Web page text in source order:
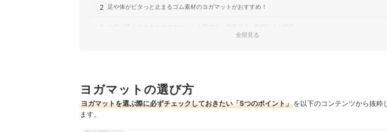
ナル」は、アメリカ発のブランドがつくる天然ゴムマット。PVCを使わず100%天然ゴムを採
2 足や体がピタっと止まるゴム素材のヨガマットがおすすめ！
3 全身が収まる大きめのヨガマットを選ぼう。身長以上×肩幅以上が目安！
洗えるヨガマット全12商品おすすめ人気ランキング
売れ筋の人気洗えるヨガマット全12商品を徹底比較！
全部見る
ヨガマットの選び方
ヨガマットを選ぶ際に必ずチェックしておきたい「5つのポイント」を以下のコンテンツから抜粋
ます。